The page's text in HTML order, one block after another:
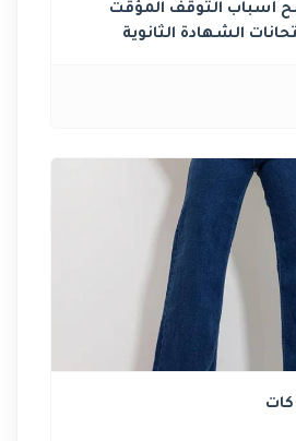
أسباب التوقف المؤقت
الشهادة ‏الثانوية